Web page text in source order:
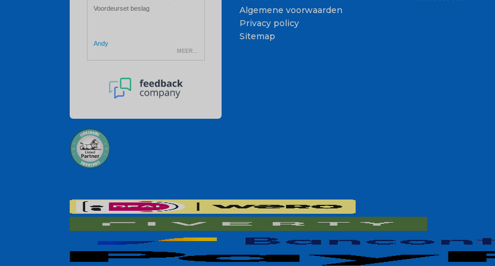
Algemene voorwaarden
Privacy policy
Sitemap